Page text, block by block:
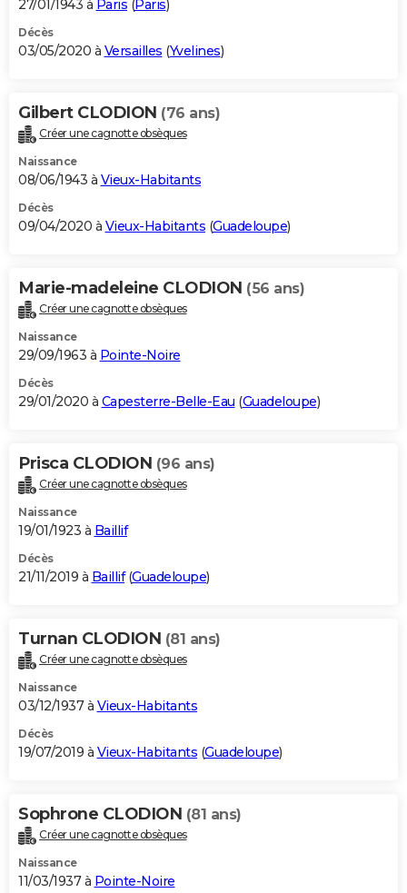
27/01/1943 à Paris (Paris)
Décès
03/05/2020 à Versailles (Yvelines)
Gilbert CLODION (76 ans)
Créer une cagnotte obsèques
Naissance
08/06/1943 à Vieux-Habitants
Décès
09/04/2020 à Vieux-Habitants (Guadeloupe)
Marie-madeleine CLODION (56 ans)
Créer une cagnotte obsèques
Naissance
29/09/1963 à Pointe-Noire
Décès
29/01/2020 à Capesterre-Belle-Eau (Guadeloupe)
Prisca CLODION (96 ans)
Créer une cagnotte obsèques
Naissance
19/01/1923 à Baillif
Décès
21/11/2019 à Baillif(Guadeloupe)
Turnan CLODION (81 ans)
Créer une cagnotte obsèques
Naissance
03/12/1937 à Vieux-Habitants
Décès
19/07/2019 à Vieux-Habitants (Guadeloupe)
Sophrone CLODION (81 ans)
Créer une cagnotte obsèques
Naissance
11/03/1937 à Pointe-Noire